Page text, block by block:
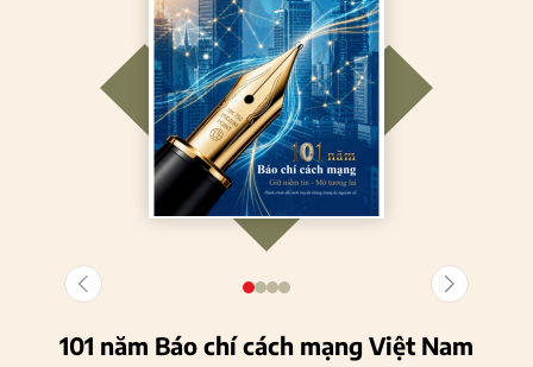
101 năm Báo chí cách mạng Việt Nam